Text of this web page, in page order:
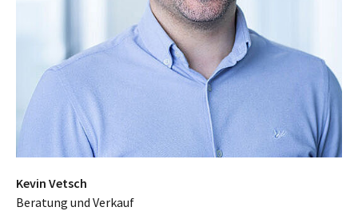
Kevin Vetsch
Beratung und Verkauf